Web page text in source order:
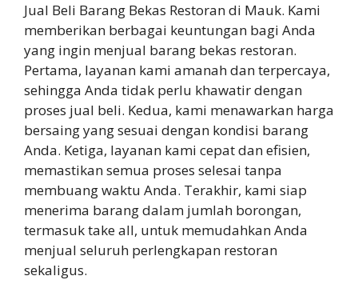
Jual Beli Barang Bekas Restoran di Mauk. Kami
memberikan berbagai keuntungan bagi Anda
yang ingin menjual barang bekas restoran.
Pertama, layanan kami amanah dan terpercaya,
sehingga Anda tidak perlu khawatir dengan
proses jual beli. Kedua, kami menawarkan harga
bersaing yang sesuai dengan kondisi barang
Anda. Ketiga, layanan kami cepat dan efisien,
memastikan semua proses selesai tanpa
membuang waktu Anda. Terakhir, kami siap
menerima barang dalam jumlah borongan,
termasuk take all, untuk memudahkan Anda
menjual seluruh perlengkapan restoran
sekaligus.